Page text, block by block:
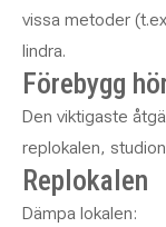
vissa metoder
lindra.
Förebygg
Den viktigaste
replokalen,
Replokalen
Dämpa lokalen: